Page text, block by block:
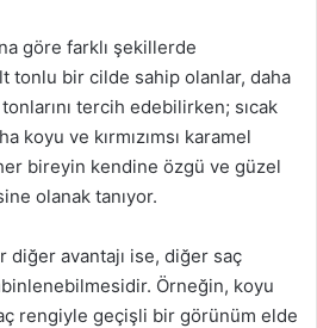
göre farklı şekillerde
tonlu bir cilde sahip olanlar, daha
tonlarını tercih edebilirken; sıcak
koyu ve kırmızımsı karamel
bireyin kendine özgü ve güzel
olanak tanıyor.
diğer avantajı ise, diğer saç
Örneğin, koyu
rengiyle geçişli bir görünüm elde